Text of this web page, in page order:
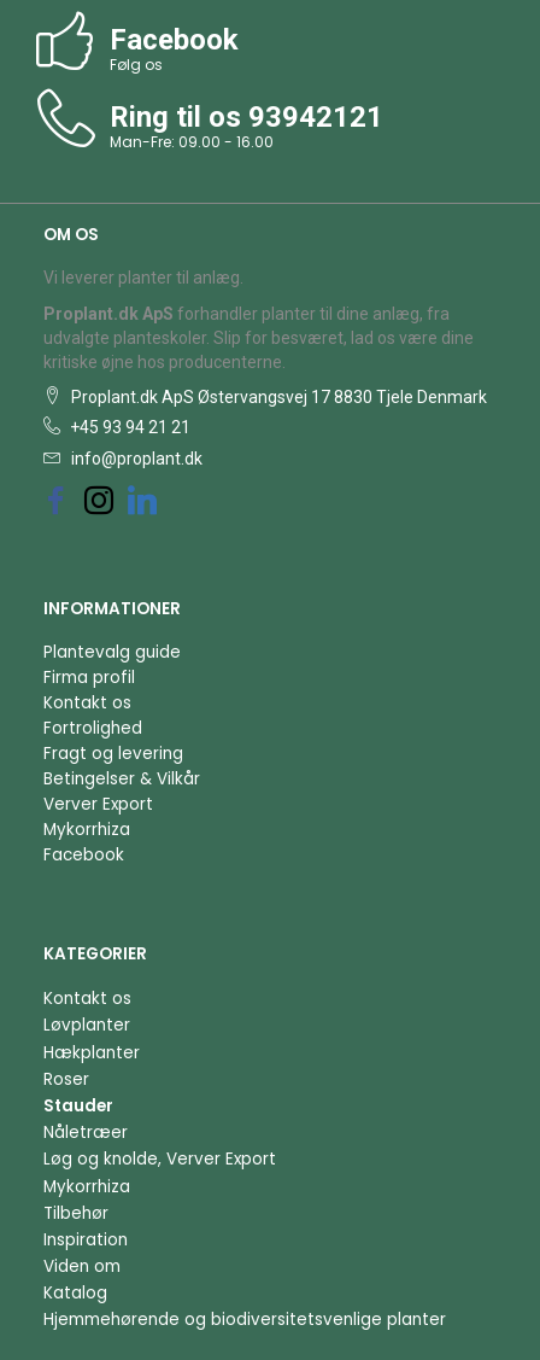
Facebook
Følg os
Ring til os 93942121
Man-Fre: 09.00 - 16.00
OM OS
Vi leverer planter til anlæg.
Proplant.dk ApS forhandler planter til dine anlæg, fra
udvalgte planteskoler. Slip for besværet, lad os være dine
kritiske øjne hos producenterne.
Proplant.dk ApS Østervangsvej 17 8830 Tjele Denmark
+45 93 94 21 21
info@proplant.dk
INFORMATIONER
Plantevalg guide
Firma profil
Kontakt os
Fortrolighed
Fragt og levering
Betingelser & Vilkår
Verver Export
Mykorrhiza
Facebook
KATEGORIER
Kontakt os
Løvplanter
Hækplanter
Roser
Stauder
Nåletræer
Løg og knolde, Verver Export
Mykorrhiza
Tilbehør
Inspiration
Viden om
Katalog
Hjemmehørende og biodiversitetsvenlige planter